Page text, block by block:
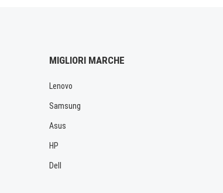
MIGLIORI MARCHE
Lenovo
Samsung
Asus
HP
Dell